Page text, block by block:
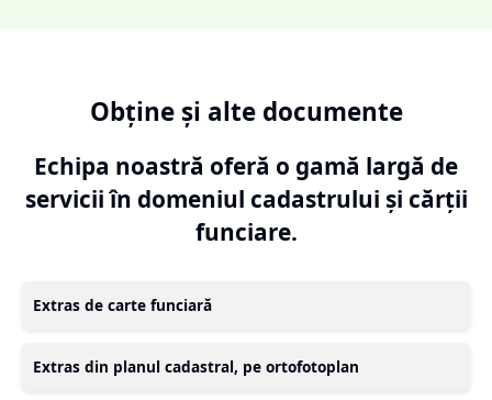
Obține și alte documente
Echipa noastră oferă o gamă largă de
servicii în domeniul cadastrului și cărții
funciare.
Extras de carte funciară
Extras din planul cadastral, pe ortofotoplan